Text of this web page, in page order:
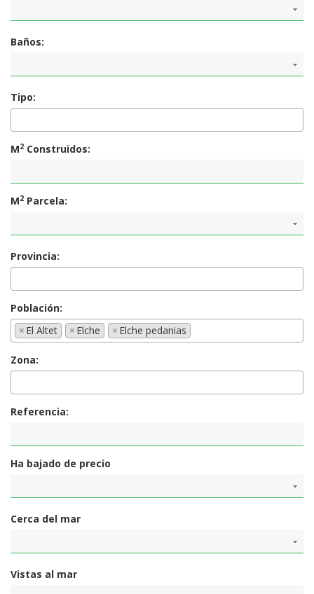
Baños:
Tipo:
M2 Construidos:
M2 Parcela:
Provincia:
Población:
× El Altet × Elche × Elche pedanias
Zona:
Referencia:
Ha bajado de precio
Cerca del mar
Vistas al mar